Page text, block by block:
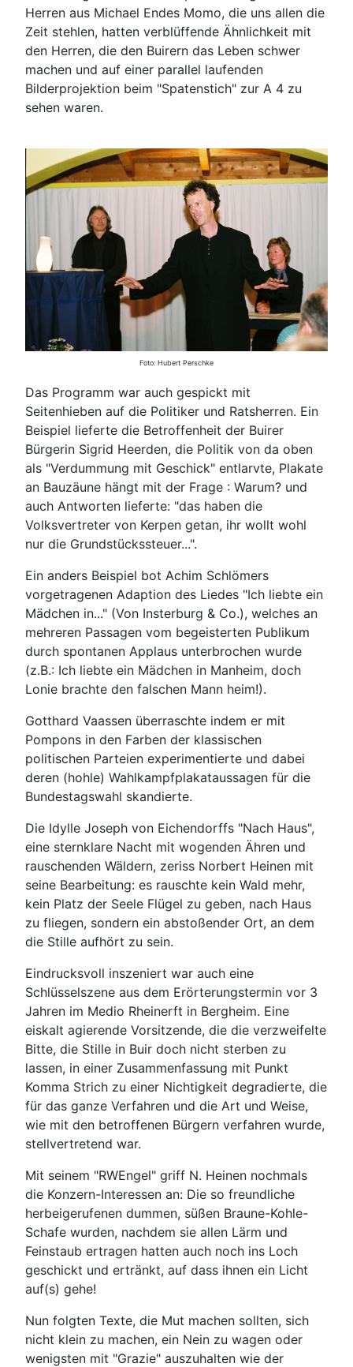
Herren aus Michael Endes Momo, die uns allen die
Zeit stehlen, hatten verblüffende Ähnlichkeit mit
den Herren, die den Buirern das Leben schwer
machen und auf einer parallel laufenden
Bilderprojektion beim "Spatenstich" zur A 4 zu
sehen waren.
Foto: Hubert Perschke
Das Programm war auch gespickt mit
Seitenhieben auf die Politiker und Ratsherren. Ein
Beispiel lieferte die Betroffenheit der Buirer
Bürgerin Sigrid Heerden, die Politik von da oben
als "Verdummung mit Geschick" entlarvte, Plakate
an Bauzäune hängt mit der Frage : Warum? und
auch Antworten lieferte: "das haben die
Volksvertreter von Kerpen getan, ihr wollt wohl
nur die Grundstückssteuer...".
Ein anders Beispiel bot Achim Schlömers
vorgetragenen Adaption des Liedes "Ich liebte ein
Mädchen in..." (Von Insterburg & Co.), welches an
mehreren Passagen vom begeisterten Publikum
durch spontanen Applaus unterbrochen wurde
(z.B.: Ich liebte ein Mädchen in Manheim, doch
Lonie brachte den falschen Mann heim!).
Gotthard Vaassen überraschte indem er mit
Pompons in den Farben der klassischen
politischen Parteien experimentierte und dabei
deren (hohle) Wahlkampfplakataussagen für die
Bundestagswahl skandierte.
Die Idylle Joseph von Eichendorffs "Nach Haus",
eine sternklare Nacht mit wogenden Ähren und
rauschenden Wäldern, zeriss Norbert Heinen mit
seine Bearbeitung: es rauschte kein Wald mehr,
kein Platz der Seele Flügel zu geben, nach Haus
zu fliegen, sondern ein abstoßender Ort, an dem
die Stille aufhört zu sein.
Eindrucksvoll inszeniert war auch eine
Schlüsselszene aus dem Erörterungstermin vor 3
Jahren im Medio Rheinerft in Bergheim. Eine
eiskalt agierende Vorsitzende, die die verzweifelte
Bitte, die Stille in Buir doch nicht sterben zu
lassen, in einer Zusammenfassung mit Punkt
Komma Strich zu einer Nichtigkeit degradierte, die
für das ganze Verfahren und die Art und Weise,
wie mit den betroffenen Bürgern verfahren wurde,
stellvertretend war.
Mit seinem "RWEngel" griff N. Heinen nochmals
die Konzern-Interessen an: Die so freundliche
herbeigerufenen dummen, süßen Braune-Kohle-
Schafe wurden, nachdem sie allen Lärm und
Feinstaub ertragen hatten auch noch ins Loch
geschickt und ertränkt, auf dass ihnen ein Licht
auf(s) gehe!
Nun folgten Texte, die Mut machen sollten, sich
nicht klein zu machen, ein Nein zu wagen oder
wenigsten mit "Grazie" auszuhalten wie der